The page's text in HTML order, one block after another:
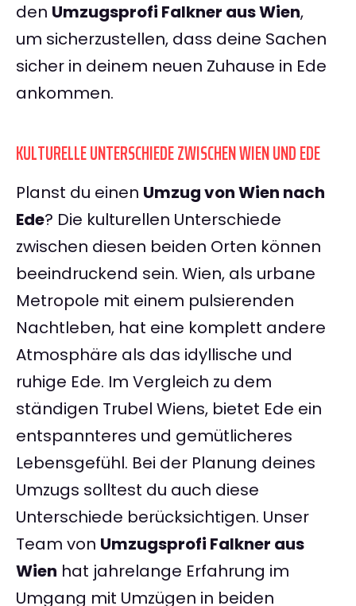
den Umzugsprofi Falkner aus Wien,
um sicherzustellen, dass deine Sachen
sicher in deinem neuen Zuhause in Ede
ankommen.
KULTURELLE UNTERSCHIEDE ZWISCHEN WIEN UND EDE
Planst du einen Umzug von Wien nach
Ede? Die kulturellen Unterschiede
zwischen diesen beiden Orten können
beeindruckend sein. Wien, als urbane
Metropole mit einem pulsierenden
Nachtleben, hat eine komplett andere
Atmosphäre als das idyllische und
ruhige Ede. Im Vergleich zu dem
ständigen Trubel Wiens, bietet Ede ein
entspannteres und gemütlicheres
Lebensgefühl. Bei der Planung deines
Umzugs solltest du auch diese
Unterschiede berücksichtigen. Unser
Team von Umzugsprofi Falkner aus
Wien hat jahrelange Erfahrung im
Umgang mit Umzügen in beiden